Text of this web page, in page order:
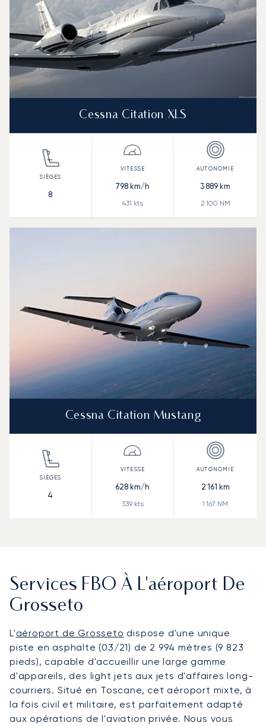
Cessna Citation XLS
8
798 km/h
431 kts
3 889 km
2 100 NM
Cessna Citation Mustang
4
628 km/h
339kts
2 161 km
1 167 NM
Services FBO À L'aéroport De
Grosseto
L'aéroport de Grosseto dispose d'une unique
piste en asphalte (03/21) de 2 994 mètres (9 823
pieds), capable d'accueillir une large gamme
d'appareils, des light jets aux jets d'affaires long-
courriers. Situé en Toscane, cet aéroport mixte, à
la fois civil et militaire, est parfaitement adapté
aux opérations de l'aviation privée. Nous vous